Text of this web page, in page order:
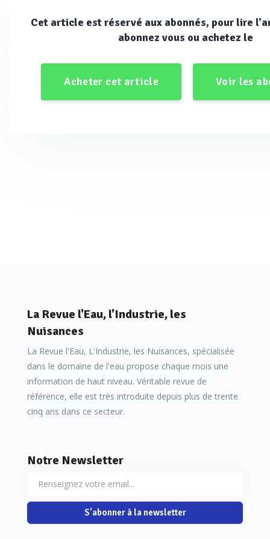
n’est pas chose aisée. En effet, s’il se dégage quelques
réalisés le sont surtout à partir d’étude de cas concrets
dernière conférence IAWPRC-EWPCA « Energy savings in
d’énergie calorifique, d’énergie mécanique ou d’énergie
bonne gestion énergétique doit associer étroitement les
et celles d’élimination des boues ;
qu’aux économies de quantité d’énergie ; les soucis
d’exploitation ;
perdue (moteurs à gaz, échangeurs après four
Cet article est réservé aux abonnés, pour lire
abonnez vous ou achetez le
Acheter cet article Voir les
La Revue l'Eau, l'Industrie, les
Nuisances
La Revue l'Eau, L'Industrie, les Nuisances, spécialisée
dans le domaine de l'eau propose chaque mois une
information de haut niveau. Véritable revue de
référence, elle est très introduite depuis plus de trente
cinq ans dans ce secteur.
Notre Newsletter
S'abonner à la newsletter